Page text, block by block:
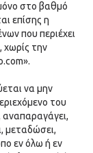
στο βαθμό
επίσης η
που περιέχει
χωρίς την
να μην
του
αναπαραγάγει,
μεταδώσει,
εν όλω ή εν